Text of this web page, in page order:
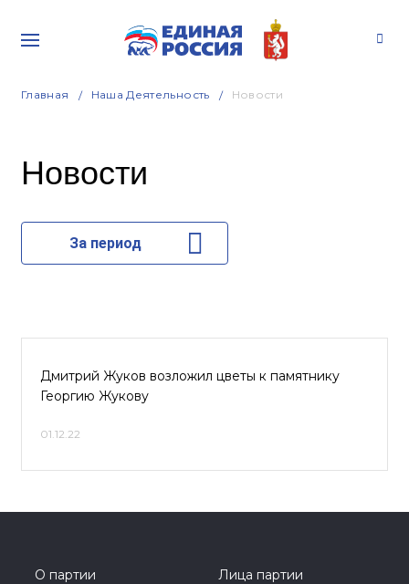
Главная Наша Деятельность Новости
Новости
За период
Дмитрий Жуков возложил цветы к памятнику
Георгию Жукову
01.12.22
О партии
Лица партии